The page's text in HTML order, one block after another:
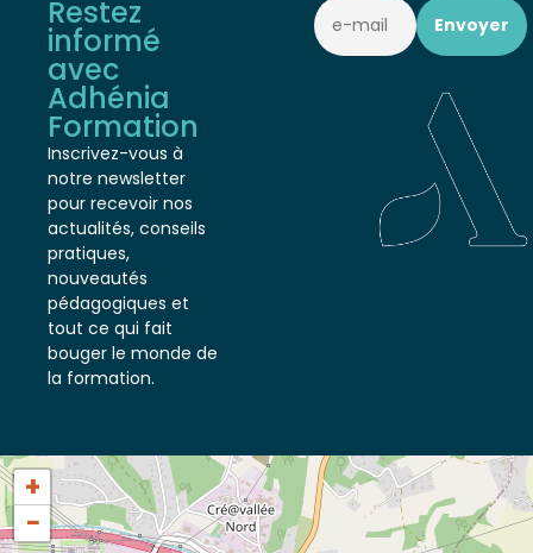
Restez
informé
avec
Adhénia
Formation
Inscrivez-vous à
notre newsletter
pour recevoir nos
actualités, conseils
pratiques,
nouveautés
pédagogiques et
tout ce qui fait
bouger le monde de
la formation.
+
−